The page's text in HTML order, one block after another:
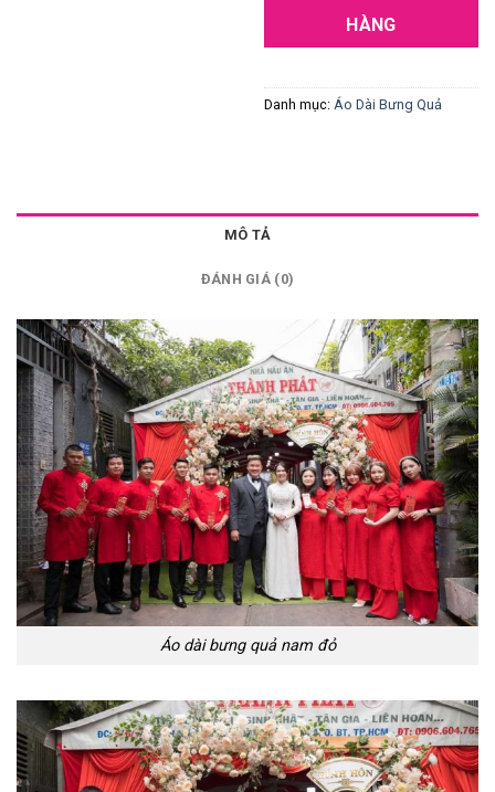
HÀNG
Danh mục: Áo Dài Bưng Quả
MÔ TẢ
ĐÁNH GIÁ (0)
Áo dài bưng quả nam đỏ